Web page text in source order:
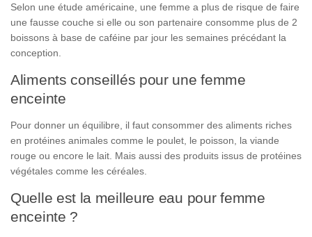
Selon une étude américaine, une femme a plus de risque de faire
une fausse couche si elle ou son partenaire consomme plus de 2
boissons à base de caféine par jour les semaines précédant la
conception.
Aliments conseillés pour une femme
enceinte
Pour donner un équilibre, il faut consommer des aliments riches
en protéines animales comme le poulet, le poisson, la viande
rouge ou encore le lait. Mais aussi des produits issus de protéines
végétales comme les céréales.
Quelle est la meilleure eau pour femme
enceinte ?